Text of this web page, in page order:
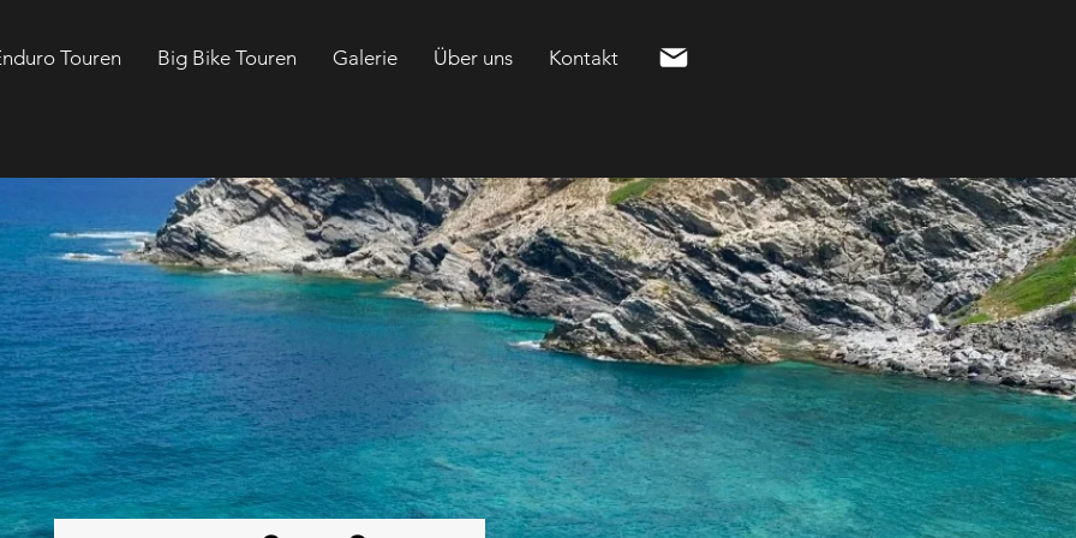
Touren Big Bike Touren Galerie Über uns Kontakt